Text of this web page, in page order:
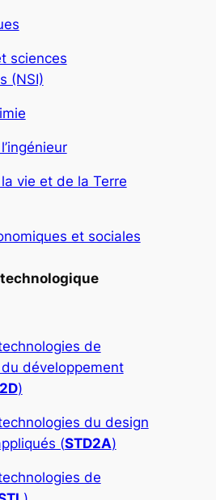
sciences
(NSI)
vie et de la Terre
et sociales
technologique
de
du développement
)
du design
(STD2A)
de